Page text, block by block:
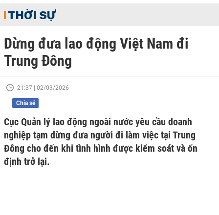
THỜI SỰ
Dừng đưa lao động Việt Nam đi
Trung Đông
21:37 | 02/03/2026
Chia sẻ
Cục Quản lý lao động ngoài nước yêu cầu doanh
nghiệp tạm dừng đưa người đi làm việc tại Trung
Đông cho đến khi tình hình được kiểm soát và ổn
định trở lại.